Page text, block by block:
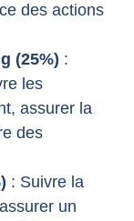
des actions
(25%) :
les
assurer la
des
: Suivre la
un